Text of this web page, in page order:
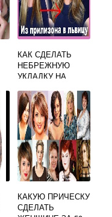
КАК СДЕЛАТЬ
НЕБРЕЖНУЮ
УКЛАДКУ НА
ВОЛОСЫ
КАКУЮ ПРИЧЕСКУ
СДЕЛАТЬ